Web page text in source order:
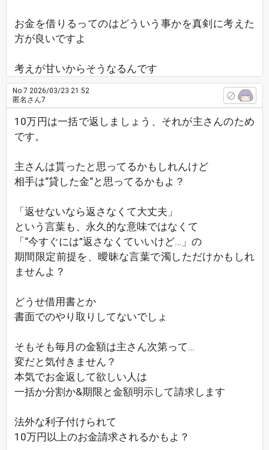
お金を借りるってのはどういう事かを真剣に考えた
方が良いですよ
考えが甘いからそうなるんです
No.7 2026/03/23 21:52
匿名さん7
10万円は一括で返しましょう、それが主さんのため
です。
主さんは貰ったと思ってるかもしれんけど
相手は“貸した金“と思ってるかもよ？
「返せないなら返さなくて大丈夫」
という言葉も、永久的な意味ではなくて
「“今すぐには”返さなくていいけど…」の
期間限定前提を、曖昧な言葉で濁しただけかもしれ
ませんよ？
どうせ借用書とか
書面でのやり取りしてないでしょ
そもそも毎月の金額は主さん次第って…
変だと気付きません？
本気でお金返して欲しい人は
一括か分割か&期限と金額明示して請求します
法外な利子付けられて
10万円以上のお金請求されるかもよ？